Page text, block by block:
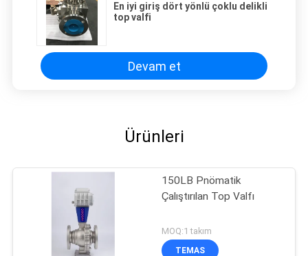
En iyi giriş dört yönlü çoklu delikli
top valfi
Devam et
Ürünleri
150LB Pnömatik
Çalıştırılan Top Valfı
MOQ:1 takım
TEMAS